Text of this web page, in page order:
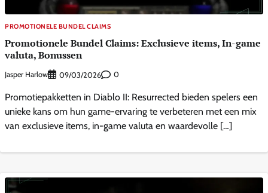
PROMOTIONELE BUNDEL CLAIMS
Promotionele Bundel Claims: Exclusieve items, In-game
valuta, Bonussen
Jasper Harlow 09/03/2026 0
Promotiepakketten in Diablo II: Resurrected bieden spelers een
unieke kans om hun game-ervaring te verbeteren met een mix
van exclusieve items, in-game valuta en waardevolle […]